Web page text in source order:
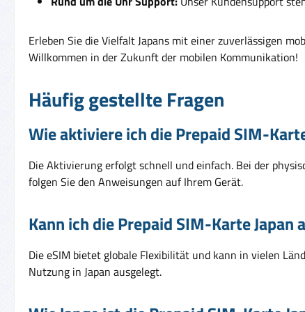
Erleben Sie die Vielfalt Japans mit einer zuverlässigen
Willkommen in der Zukunft der mobilen Kommunikation!
Häufig gestellte Fragen
Wie aktiviere ich die Prepaid SIM-
Die Aktivierung erfolgt schnell und einfach. Bei der
folgen Sie den Anweisungen auf Ihrem Gerät.
Kann ich die Prepaid SIM-Karte Japan
Die eSIM bietet globale Flexibilität und kann in vielen
Nutzung in Japan ausgelegt.